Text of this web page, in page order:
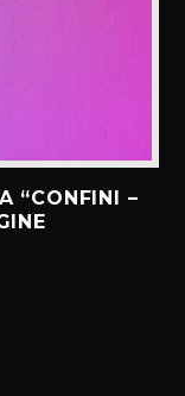
“CONFINI –